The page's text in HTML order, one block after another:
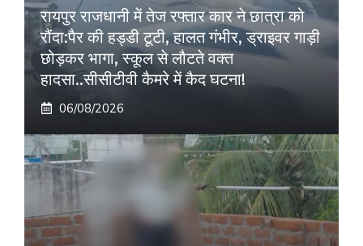
रायपुर राजधानी में तेज रफ्तार कार ने छात्रा को
रौंदा:पैर की हड्डी टूटी, हालत गंभीर, ड्राइवर गाड़ी
छोड़कर भागा, स्कूल से लौटते वक्त
हादसा..सीसीटीवी कैमरे में कैद घटना!
06/08/2026